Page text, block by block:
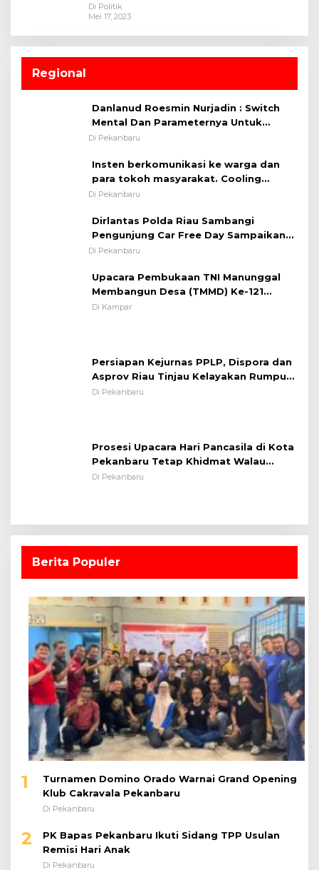
Di Politik
Mei 17, 2023
Regional
Danlanud Roesmin Nurjadin : Switch
Mental Dan Parameternya Untuk
Melaksanakan ✈
Di Pekanbaru
Insten berkomunikasi ke warga dan
para tokoh masyarakat. Cooling
System OMP LK ²024 Polsek Rumbai,
Pentingnya Memelihara dan Menjaga
Situasi Kondusif
Di Pekanbaru
Dirlantas Polda Riau Sambangi
Pengunjung Car Free Day Sampaikan
Pesan Edukasi Kamtibmas &
Di Pekanbaru
Upacara Pembukaan TNI Manunggal
Membangun Desa (TMMD) Ke-121
Kodim 0313/KPR Tahun 2024) ?
Di Kampar
Persiapan Kejurnas PPLP, Dispora dan
Asprov Riau Tinjau Kelayakan Rumput
Lapangan Sepakbola
Di Pekanbaru
Prosesi Upacara Hari Pancasila di Kota
Pekanbaru Tetap Khidmat Walau
Dalam Ruangan
Di Pekanbaru
Berita Populer
Turnamen Domino Orado Warnai Grand Opening
Klub Cakravala Pekanbaru
Di Pekanbaru
PK Bapas Pekanbaru Ikuti Sidang TPP Usulan
Di Pekanbaru
Langkah Nyata Lapas Pekanbaru Tingkatkan